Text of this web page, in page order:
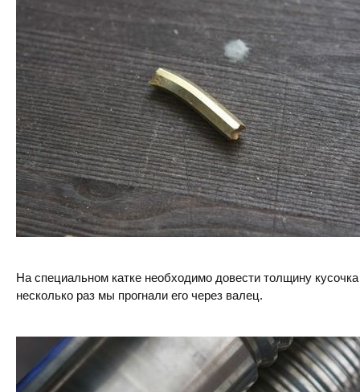
На специальном катке необходимо довести толщину
несколько раз мы прогнали его через валец.